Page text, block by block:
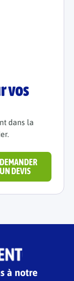
vos
dans la
DEMANDER
UN DEVIS
à notre